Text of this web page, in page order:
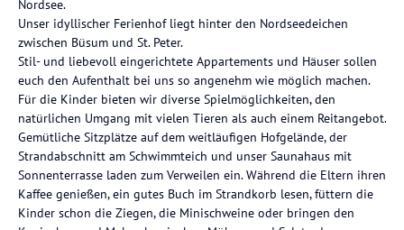
Nordsee.
Unser idyllischer Ferienhof liegt hinter den Nordseedeichen
zwischen Büsum und St. Peter.
Stil- und liebevoll eingerichtete Appartements und Häuser sollen
euch den Aufenthalt bei uns so angenehm wie möglich machen.
Für die Kinder bieten wir diverse Spielmöglichkeiten, den
natürlichen Umgang mit vielen Tieren als auch einem Reitangebot.
Gemütliche Sitzplätze auf dem weitläufigen Hofgelände, der
Strandabschnitt am Schwimmteich und unser Saunahaus mit
Sonnenterrasse laden zum Verweilen ein. Während die Eltern ihren
Kaffee genießen, ein gutes Buch im Strandkorb lesen, füttern die
Kinder schon die Ziegen, die Minischweine oder bringen den